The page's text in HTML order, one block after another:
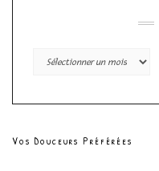
Archives
Vos Douceurs Préférées